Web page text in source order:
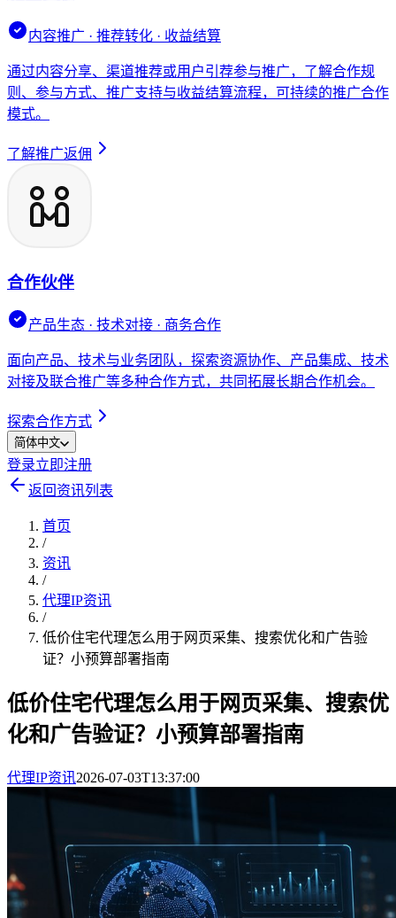
内容推广 · 推荐转化 · 收益结算
通过内容分享、渠道推荐或用户引荐参与推广，了解合作规
则、参与方式、推广支持与收益结算流程，可持续的推广合作
模式。
了解推广返佣
合作伙伴
产品生态 · 技术对接 · 商务合作
面向产品、技术与业务团队，探索资源协作、产品集成、技术
对接及联合推广等多种合作方式，共同拓展长期合作机会。
探索合作方式
简体中文
登录立即注册
返回资讯列表
首页
/
资讯
/
代理IP资讯
/
低价住宅代理怎么用于网页采集、搜索优化和广告验
证？小预算部署指南
低价住宅代理怎么用于网页采集、搜索优
化和广告验证？小预算部署指南
代理IP资讯2026-07-03T13:37:00